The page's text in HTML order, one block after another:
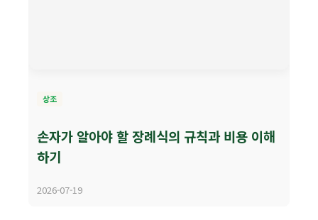
상조
손자가 알아야 할 장례식의 규칙과 비용 이해
하기
2026-07-19